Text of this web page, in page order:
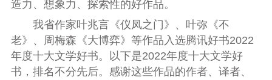
造力、想象力、探索性的好作品。
我省作家叶兆言《仪凤之门》、叶弥《不
老》、周梅森《大博弈》等作品入选腾讯好书2022
年度十大文学好书。以下是2022年度十大文学好
书，排名不分先后。感谢这些作品的作者、译者、